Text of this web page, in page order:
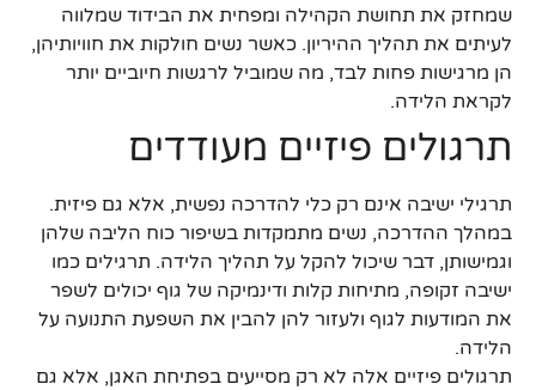
שמחזק את תחושת הקהילה ומפחית את הבידוד שמלווה
לעיתים את תהליך ההיריון. כאשר נשים חולקות את חוויותיהן,
הן מרגישות פחות לבד, מה שמוביל לרגשות חיוביים יותר
לקראת הלידה.
תרגולים פיזיים מעודדים
תרגילי ישיבה אינם רק כלי להדרכה נפשית, אלא גם פיזית.
במהלך ההדרכה, נשים מתמקדות בשיפור כוח הליבה שלהן
וגמישותן, דבר שיכול להקל על תהליך הלידה. תרגילים כמו
ישיבה זקופה, מתיחות קלות ודינמיקה של גוף יכולים לשפר
את המודעות לגוף ולעזור להן להבין את השפעת התנועה על
הלידה.
תרגולים פיזיים אלה לא רק מסייעים בפתיחת האגן, אלא גם